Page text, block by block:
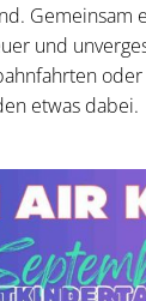
und
oder
etwas dabei.